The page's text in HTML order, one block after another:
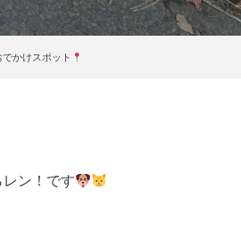
でかけスポット
レン！です